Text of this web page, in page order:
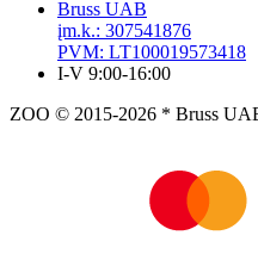
Bruss UAB
įm.k.: 307541876
PVM: LT100019573418
I-V 9:00-16:00
ZOO © 2015-2026 * Bruss